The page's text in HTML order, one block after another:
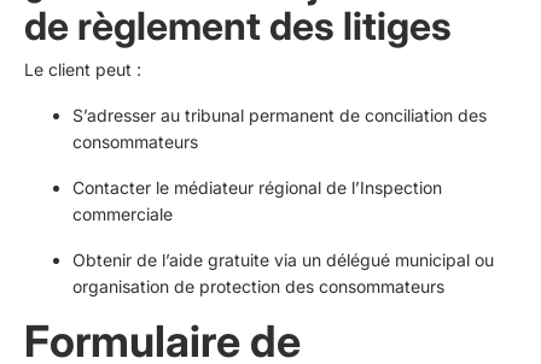
de règlement des litiges
Le client peut :
S’adresser au tribunal permanent de conciliation des
consommateurs
Contacter le médiateur régional de l’Inspection
commerciale
Obtenir de l’aide gratuite via un délégué municipal ou
organisation de protection des consommateurs
Formulaire de